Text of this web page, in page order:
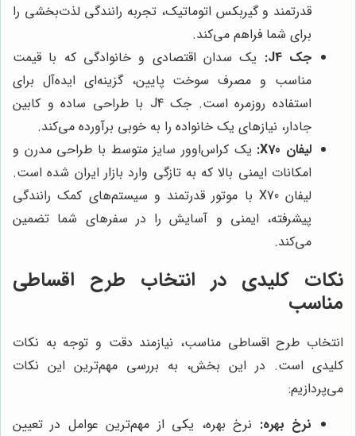
قدرتمند و گیربکس اتوماتیک، تجربه رانندگی لذت‌بخشی را
برای شما فراهم می‌کند.
جک J4:
یک سدان اقتصادی و خانوادگی که با قیمت
مناسب و مصرف سوخت پایین، گزینه‌ای ایده‌آل برای
استفاده روزمره است. جک J4 با طراحی ساده و کابین
جادار، نیازهای یک خانواده را به خوبی برآورده می‌کند.
لیفان X70:
یک کراس‌اوور سایز متوسط با طراحی مدرن و
امکانات ایمنی بالا که به تازگی وارد بازار ایران شده است.
لیفان X70 با موتور قدرتمند و سیستم‌های کمک رانندگی
پیشرفته، ایمنی و آسایش را در سفرهای شما تضمین
می‌کند.
نکات کلیدی در انتخاب طرح اقساطی
مناسب
انتخاب طرح اقساطی مناسب، نیازمند دقت و توجه به نکات
کلیدی است. در این بخش، به بررسی مهم‌ترین این نکات
می‌پردازیم:
نرخ بهره: نرخ بهره، یکی از مهم‌ترین عوامل در تعیین